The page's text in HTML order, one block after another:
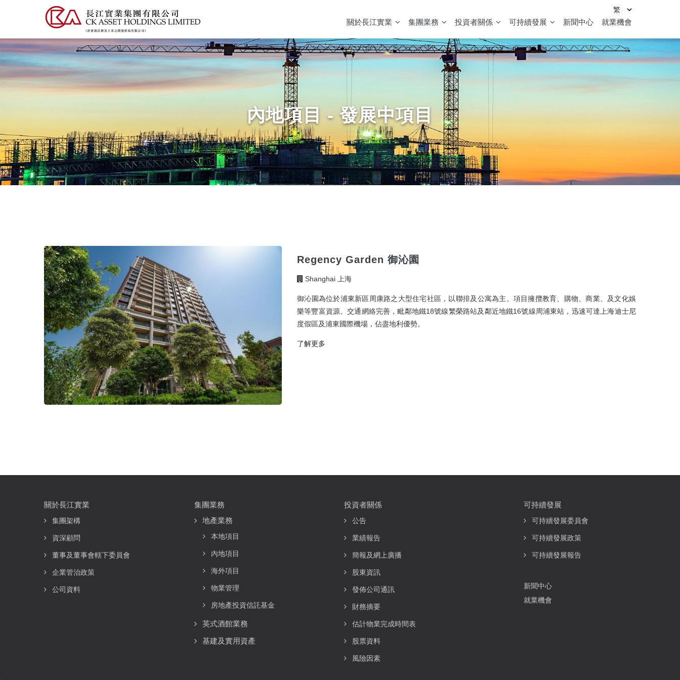
內
容
關於長江實業 集團業務 投資者關係 可持續發展 新聞中心 就業機會
內地項目 - 發展中項目
Regency Garden 御沁園
Shanghai 上海
御沁園為位於浦東新區周康路之大型住宅社區，以聯排及公寓為主。項目擁攬教育、購物、商業、及文化娛
樂等豐富資源。交通網絡完善，毗鄰地鐵18號線繁榮路站及鄰近地鐵16號線周浦東站，迅速可達上海迪士尼
度假區及浦東國際機場，佔盡地利優勢。
了解更多
Main
navigation
關於長江實業
集團架構
資深顧問
董事及董事會轄下委員會
企業管治政策
公司資料
集團業務
地產業務
本地項目
內地項目
海外項目
物業管理
房地產投資信託基金
英式酒館業務
基建及實用資產
投資者關係
公告
業績報告
簡報及網上廣播
股東資訊
發佈公司通訊
財務摘要
估計物業完成時間表
股票資料
風險因素
可持續發展
可持續發展委員會
可持續發展政策
可持續發展報告
新聞中心
就業機會